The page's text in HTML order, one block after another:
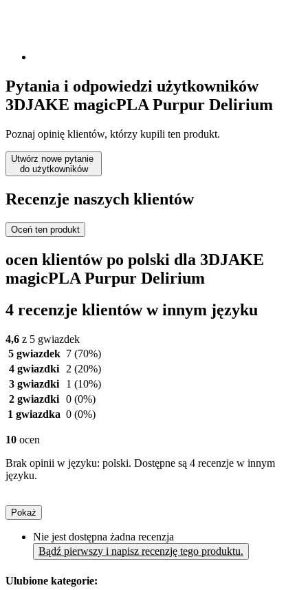
Pytania i odpowiedzi użytkowników
3DJAKE magicPLA Purpur Delirium
Poznaj opinię klientów, którzy kupili ten produkt.
Utwórz nowe pytanie
do użytkowników
Recenzje naszych klientów
Oceń ten produkt
ocen klientów po polski dla 3DJAKE
magicPLA Purpur Delirium
4 recenzje klientów w innym języku
4,6 z 5 gwiazdek
5 gwiazdek 7 (70%)
4 gwiazdki
2 (20%)
3 gwiazdki
1 (10%)
2 gwiazdki 0 (0%)
1 gwiazdka 0 (0%)
10 ocen
Brak opinii w języku: polski. Dostępne są 4 recenzje w innym
języku.
Pokaż
Nie jest dostępna żadna recenzja
Bądź pierwszy i napisz recenzję tego produktu.
Ulubione kategorie: